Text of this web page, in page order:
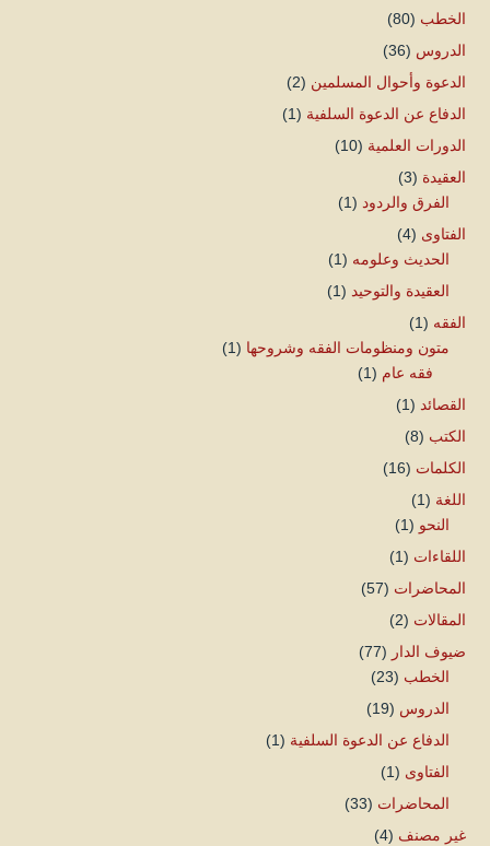
الخطب (80)
الدروس (36)
الدعوة وأحوال المسلمين (2)
الدفاع عن الدعوة السلفية (1)
الدورات العلمية (10)
العقيدة (3)
الفرق والردود (1)
الفتاوى (4)
الحديث وعلومه (1)
العقيدة والتوحيد (1)
الفقه (1)
متون ومنظومات الفقه وشروحها (1)
فقه عام (1)
القصائد (1)
الكتب (8)
الكلمات (16)
اللغة (1)
النحو (1)
اللقاءات (1)
المحاضرات (57)
المقالات (2)
ضيوف الدار (77)
الخطب (23)
الدروس (19)
الدفاع عن الدعوة السلفية (1)
الفتاوى (1)
المحاضرات (33)
غير مصنف (4)